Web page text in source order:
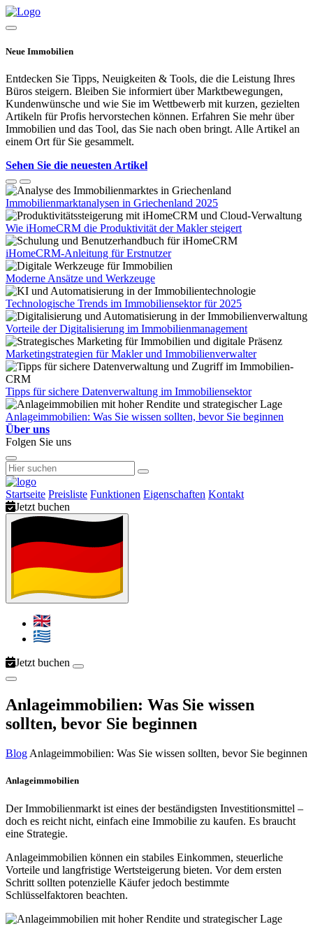
Neue Immobilien
Entdecken Sie Tipps, Neuigkeiten & Tools, die die Leistung Ihres
Büros steigern. Bleiben Sie informiert über Marktbewegungen,
Kundenwünsche und wie Sie im Wettbewerb mit kurzen, gezielten
Artikeln für Profis hervorstechen können. Erfahren Sie mehr über
Immobilien und das Tool, das Sie nach oben bringt. Alle Artikel an
einem Ort für Sie gesammelt.
Sehen Sie die neuesten Artikel
Immobilienmarktanalysen in Griechenland 2025
Wie iHomeCRM die Produktivität der Makler steigert
iHomeCRM-Anleitung für Erstnutzer
Moderne Ansätze und Werkzeuge
Technologische Trends im Immobiliensektor für 2025
Vorteile der Digitalisierung im Immobilienmanagement
Marketingstrategien für Makler und Immobilienverwalter
Tipps für sichere Datenverwaltung im Immobiliensektor
Anlageimmobilien: Was Sie wissen sollten, bevor Sie beginnen
Über uns
Folgen Sie uns
Startseite Preisliste Funktionen Eigenschaften Kontakt
Jetzt buchen
Jetzt buchen
Anlageimmobilien: Was Sie wissen
sollten, bevor Sie beginnen
Blog Anlageimmobilien: Was Sie wissen sollten, bevor Sie beginnen
Anlageimmobilien
Der Immobilienmarkt ist eines der beständigsten Investitionsmittel –
doch es reicht nicht, einfach eine Immobilie zu kaufen. Es braucht
eine Strategie.
Anlageimmobilien können ein stabiles Einkommen, steuerliche
Vorteile und langfristige Wertsteigerung bieten. Vor dem ersten
Schritt sollten potenzielle Käufer jedoch bestimmte
Schlüsselfaktoren beachten.